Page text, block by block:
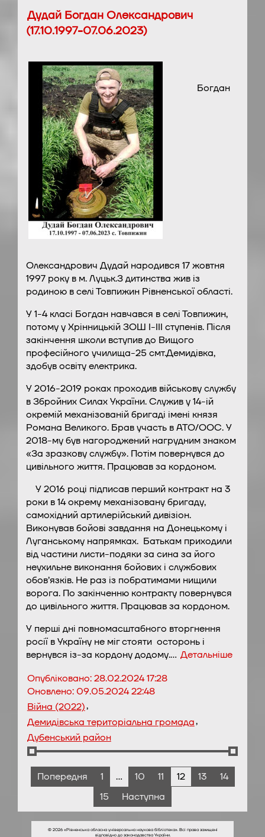
Дудай Богдан Олександрович
(17.10.1997-07.06.2023)
Богдан
Олександрович Дудай народився 17 жовтня
1997 року в м. Луцьк.З дитинства жив із
родиною в селі Товпижин Рівненської області.
У 1-4 класі Богдан навчався в селі Товпижин,
потому у Хрінницькій ЗОШ І-ІІІ ступенів. Після
закінчення школи вступив до Вищого
професійного училища-25 смт.Демидівка,
здобув освіту електрика.
У 2016-2019 роках проходив військову службу
в Збройних Силах України. Служив у 14-ій
окремій механізованій бригаді імені князя
Романа Великого. Брав участь в АТО/ООС. У
2018-му був нагороджений нагрудним знаком
«За зразкову службу». Потім повернувся до
цивільного життя. Працював за кордоном.
У 2016 році підписав перший контракт на 3
роки в 14 окрему механізовану бригаду,
самохідний артилерійський дивізіон.
Виконував бойові завдання на Донецькому і
Луганському напрямках. Батькам приходили
від частини листи-подяки за сина за його
неухильне виконання бойових і службових
обов’язків. Не раз із побратимами нищили
ворога. По закінченню контракту повернувся
до цивільного життя. Працював за кордоном.
У перші дні повномасштабного вторгнення
росії в Україну не міг стояти осторонь і
вернувся із-за кордону додому.… Детальніше
Опубліковано:28.02.2024 17:28
Оновлено:09.05.2024 22:48
Війна (2022),
Демидівська територіальна громада,
Дубенський район
Попередня 1 … 10 11 12 13
14
15
Наступна
© 2026 «Рівненська обласна універсальна наукова бібліотека». Всі права захищені
відповідно до законодавства України.